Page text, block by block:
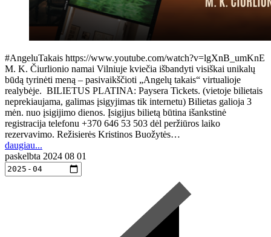
#AngeluTakais https://www.youtube.com/watch?v=lgXnB_umKnE
M. K. Čiurlionio namai Vilniuje kviečia išbandyti visiškai unikalų
būdą tyrinėti meną – pasivaikščioti „Angelų takais“ virtualioje
realybėje. BILIETUS PLATINA: Paysera Tickets. (vietoje bilietais
neprekiaujama, galimas įsigyjimas tik internetu) Bilietas galioja 3
mėn. nuo įsigijimo dienos. Įsigijus bilietą būtina išankstinė
registracija telefonu +370 646 53 503 dėl peržiūros laiko
rezervavimo. Režisierės Kristinos Buožytės…
daugiau...
paskelbta 2024 08 01